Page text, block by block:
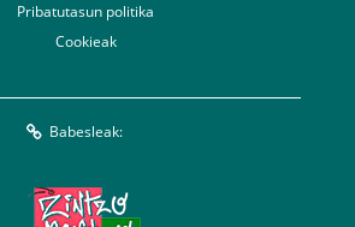
Pribatutasun politika
Cookieak
Babesleak: